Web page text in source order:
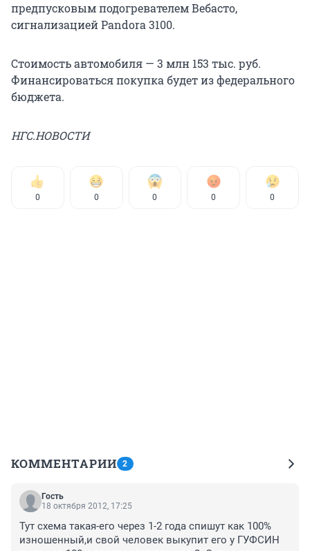
предпусковым подогревателем Вебасто,
сигнализацией Pandora 3100.
Стоимость автомобиля — 3 млн 153 тыс. руб.
Финансироваться покупка будет из федерального
бюджета.
НГС.НОВОСТИ
0 0 0 0 0
КОММЕНТАРИИ 2
Гость
18 октября 2012, 17:25
Тут схема такая-его через 1-2 года спишут как 100%
изношенный,и свой человек выкупит его у ГУФСИН